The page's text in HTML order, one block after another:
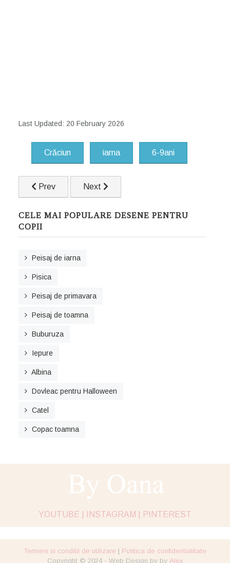
Last Updated: 20 February 2026
Crăciun iarna 6-9ani
Previous article: Omulet de zapada simpatic
Prev Next article: Olaf
Next
CELE MAI POPULARE DESENE PENTRU
COPII
Peisaj de iarna
Pisica
Peisaj de primavara
Peisaj de toamna
Buburuza
Iepure
Albina
Dovleac pentru Halloween
Catel
Copac toamna
YOUTUBE | INSTAGRAM | PINTEREST
Termeni si conditii de utilizare | Politica de confidentialitate
Copyright © 2024 - Web Design by by Alex